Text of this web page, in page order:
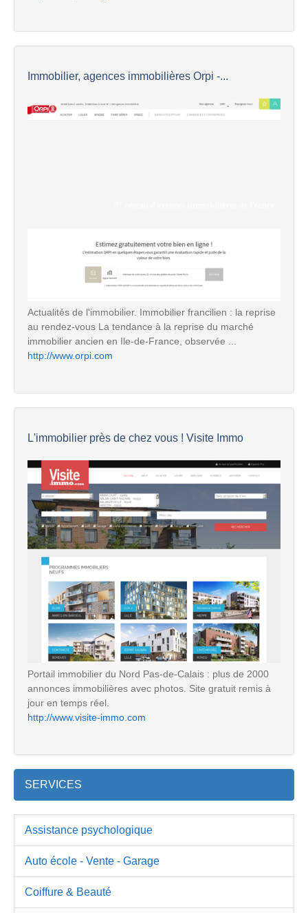
Immobilier, agences immobilières Orpi -...
Actualités de l'immobilier. Immobilier francilien : la reprise
au rendez-vous La tendance à la reprise du marché
immobilier ancien en Ile-de-France, observée ...
http://www.orpi.com
L'immobilier près de chez vous ! Visite Immo
Portail immobilier du Nord Pas-de-Calais : plus de 2000
annonces immobilières avec photos. Site gratuit remis à
jour en temps réel.
http://www.visite-immo.com
SERVICES
Assistance psychologique
Auto école - Vente - Garage
Coiffure & Beauté